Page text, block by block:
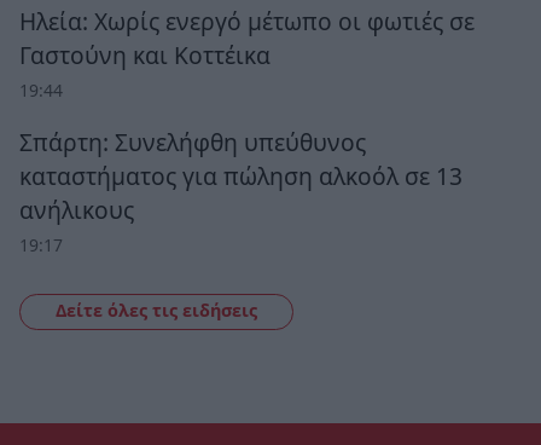
Ηλεία: Χωρίς ενεργό μέτωπο οι φωτιές σε
Γαστούνη και Κοττέικα
19:44
Σπάρτη: Συνελήφθη υπεύθυνος
καταστήματος για πώληση αλκοόλ σε 13
ανήλικους
19:17
Δείτε όλες τις ειδήσεις